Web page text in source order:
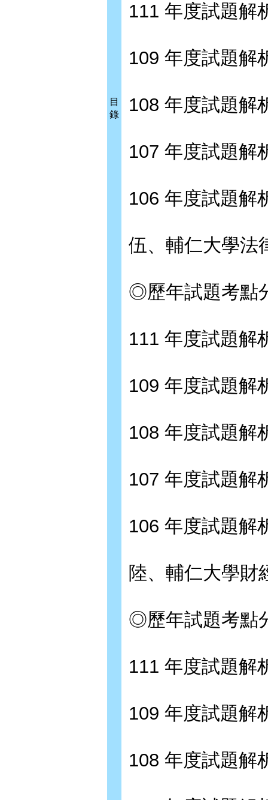
目
錄
111 年度試題解
109 年度試題解
108 年度試題解
107 年度試題解
106 年度試題解
伍、輔仁大學法
◎歷年試題考點
111 年度試題解
109 年度試題解
108 年度試題解
107 年度試題解
106 年度試題解
陸、輔仁大學財
◎歷年試題考點
111 年度試題解
109 年度試題解
108 年度試題解